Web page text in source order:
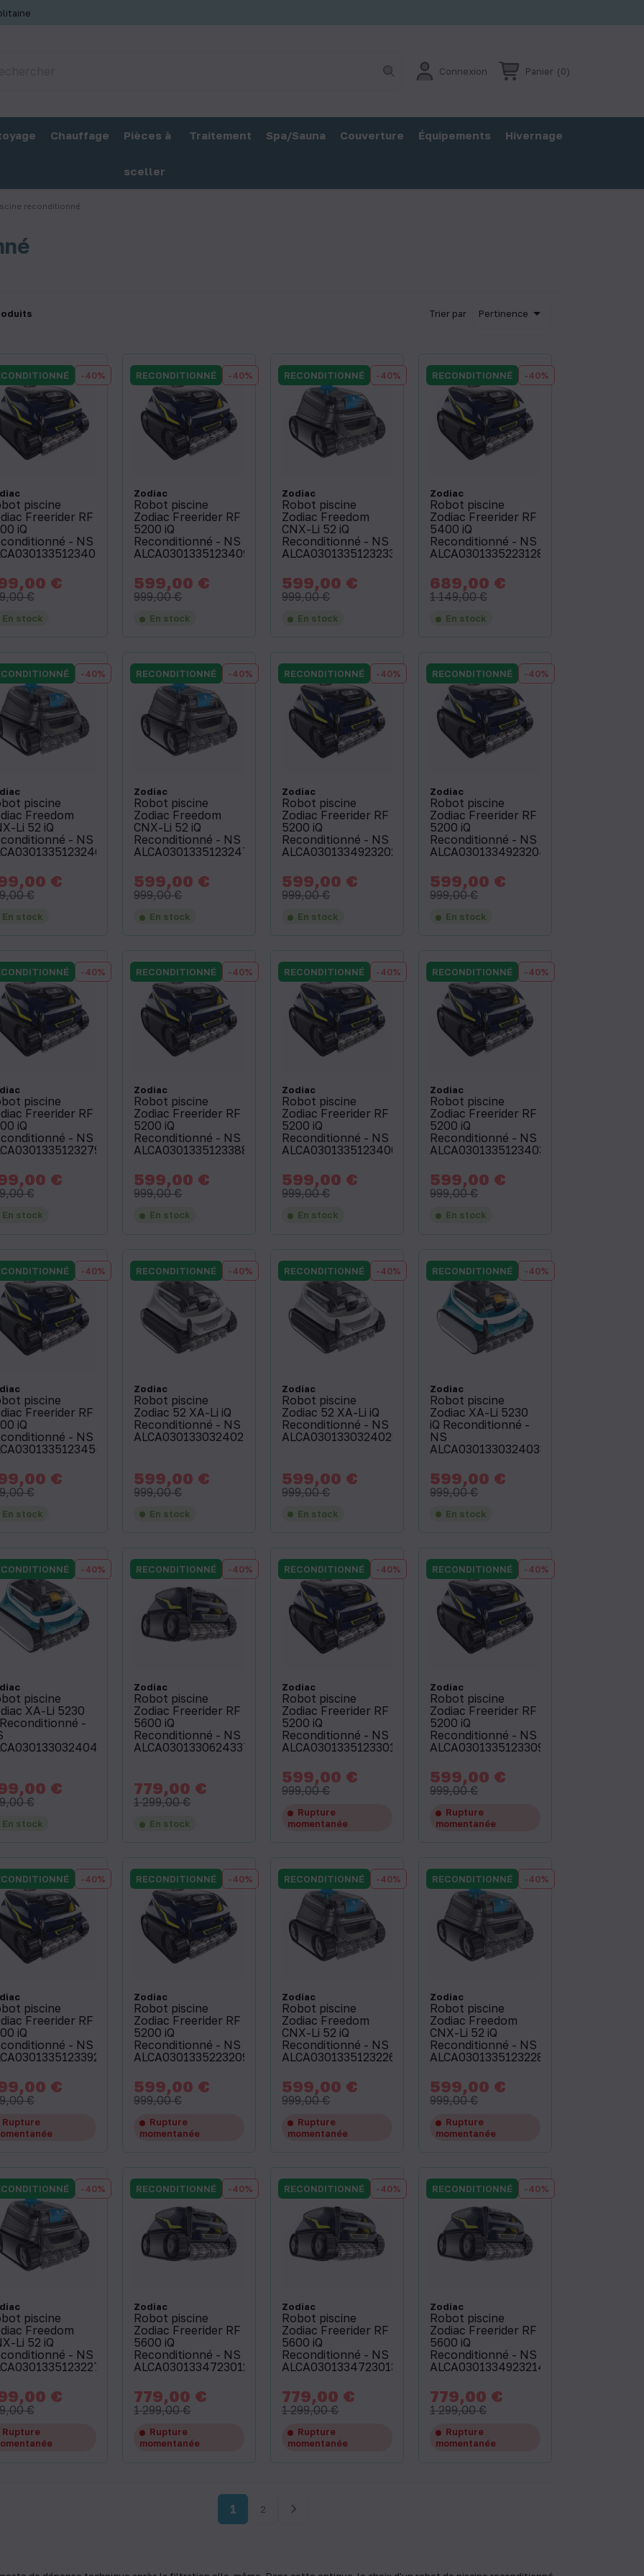
Connexion Panier (0)
Chauffage Pièces à
sceller
Traitement Spa/Sauna Couverture Équipements Hivernage
reconditionné
Trier par Pertinence 
piscine
Freerider RF
iQ
- NS
€
€
-40%
En stock
Zodiac
Robot piscine
Zodiac Freerider RF
5200 iQ
Reconditionné - NS
ALCA03013351234091
Prix
599,00 €
999,00 €
RECONDITIONNÉ -40%
En stock
Zodiac
Robot piscine
Zodiac Freedom
CNX-Li 52 iQ
Reconditionné - NS
ALCA03013351232334
Prix
599,00 €
999,00 €
RECONDITIONNÉ -40%
En stock
Zodiac
Robot piscine
Zodiac Freerider RF
5400 iQ
Reconditionné - NS
ALCA03013352231287
Prix
689,00 €
1 149,00 €
RECONDITIONNÉ -40%
En stock
piscine
Freedom
Li 52 iQ
- NS
€
€
-40%
En stock
Zodiac
Robot piscine
Zodiac Freedom
CNX-Li 52 iQ
Reconditionné - NS
ALCA03013351232479
Prix
599,00 €
999,00 €
RECONDITIONNÉ -40%
En stock
Zodiac
Robot piscine
Zodiac Freerider RF
5200 iQ
Reconditionné - NS
ALCA03013349232027
Prix
599,00 €
999,00 €
RECONDITIONNÉ -40%
En stock
Zodiac
Robot piscine
Zodiac Freerider RF
5200 iQ
Reconditionné - NS
ALCA03013349232040
Prix
599,00 €
999,00 €
RECONDITIONNÉ -40%
En stock
piscine
Freerider RF
iQ
- NS
€
€
-40%
En stock
Zodiac
Robot piscine
Zodiac Freerider RF
5200 iQ
Reconditionné - NS
ALCA03013351233883
Prix
599,00 €
999,00 €
RECONDITIONNÉ -40%
En stock
Zodiac
Robot piscine
Zodiac Freerider RF
5200 iQ
Reconditionné - NS
ALCA03013351234006
Prix
599,00 €
999,00 €
RECONDITIONNÉ -40%
En stock
Zodiac
Robot piscine
Zodiac Freerider RF
5200 iQ
Reconditionné - NS
ALCA03013351234030
Prix
599,00 €
999,00 €
RECONDITIONNÉ -40%
En stock
piscine
Freerider RF
iQ
- NS
€
€
-40%
En stock
Zodiac
Robot piscine
Zodiac 52 XA-Li iQ
Reconditionné - NS
ALCA03013303240274
Prix
599,00 €
999,00 €
RECONDITIONNÉ -40%
En stock
Zodiac
Robot piscine
Zodiac 52 XA-Li iQ
Reconditionné - NS
ALCA03013303240281
Prix
599,00 €
999,00 €
RECONDITIONNÉ -40%
En stock
Zodiac
Robot piscine
Zodiac XA-Li 5230
iQ Reconditionné -
NS
ALCA03013303240387
Prix
599,00 €
999,00 €
RECONDITIONNÉ -40%
En stock
piscine
XA-Li 5230
-
€
€
-40%
En stock
Zodiac
Robot piscine
Zodiac Freerider RF
5600 iQ
Reconditionné - NS
ALCA03013306243371
Prix
779,00 €
1 299,00 €
RECONDITIONNÉ -40%
En stock
Zodiac
Robot piscine
Zodiac Freerider RF
5200 iQ
Reconditionné - NS
ALCA03013351233013
Prix
599,00 €
999,00 €
RECONDITIONNÉ -40%
Rupture
momentanée
Zodiac
Robot piscine
Zodiac Freerider RF
5200 iQ
Reconditionné - NS
ALCA03013351233097
Prix
599,00 €
999,00 €
RECONDITIONNÉ -40%
Rupture
momentanée
piscine
Freerider RF
iQ
- NS
€
€
-40%
Rupture
Zodiac
Robot piscine
Zodiac Freerider RF
5200 iQ
Reconditionné - NS
ALCA03013352232099
Prix
599,00 €
999,00 €
RECONDITIONNÉ -40%
Rupture
momentanée
Zodiac
Robot piscine
Zodiac Freedom
CNX-Li 52 iQ
Reconditionné - NS
ALCA03013351232263
Prix
599,00 €
999,00 €
RECONDITIONNÉ -40%
Rupture
momentanée
Zodiac
Robot piscine
Zodiac Freedom
CNX-Li 52 iQ
Reconditionné - NS
ALCA03013351232280
Prix
599,00 €
999,00 €
RECONDITIONNÉ -40%
Rupture
momentanée
piscine
Freedom
Li 52 iQ
- NS
€
€
-40%
Rupture
Zodiac
Robot piscine
Zodiac Freerider RF
5600 iQ
Reconditionné - NS
ALCA03013347230125
Prix
779,00 €
1 299,00 €
RECONDITIONNÉ -40%
Rupture
momentanée
Zodiac
Robot piscine
Zodiac Freerider RF
5600 iQ
Reconditionné - NS
ALCA03013347230132
Prix
779,00 €
1 299,00 €
RECONDITIONNÉ -40%
Rupture
momentanée
Zodiac
Robot piscine
Zodiac Freerider RF
5600 iQ
Reconditionné - NS
ALCA03013349232143
Prix
779,00 €
1 299,00 €
RECONDITIONNÉ -40%
Rupture
momentanée
1 2